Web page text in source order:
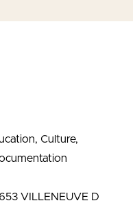
Culture,
VILLENEUVE D